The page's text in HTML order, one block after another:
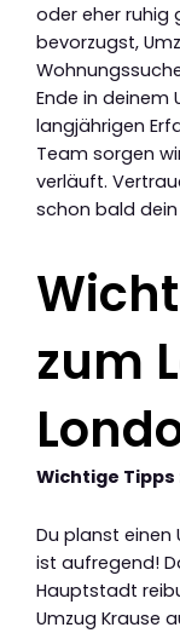
oder eher ruhig
bevorzugst,
Ende in deinem
langjährigen
Team sorgen
verläuft.
schon bald dein
zum
Wichtige Tipps
Du planst einen
ist aufregend!
Hauptstadt
Umzug Krause